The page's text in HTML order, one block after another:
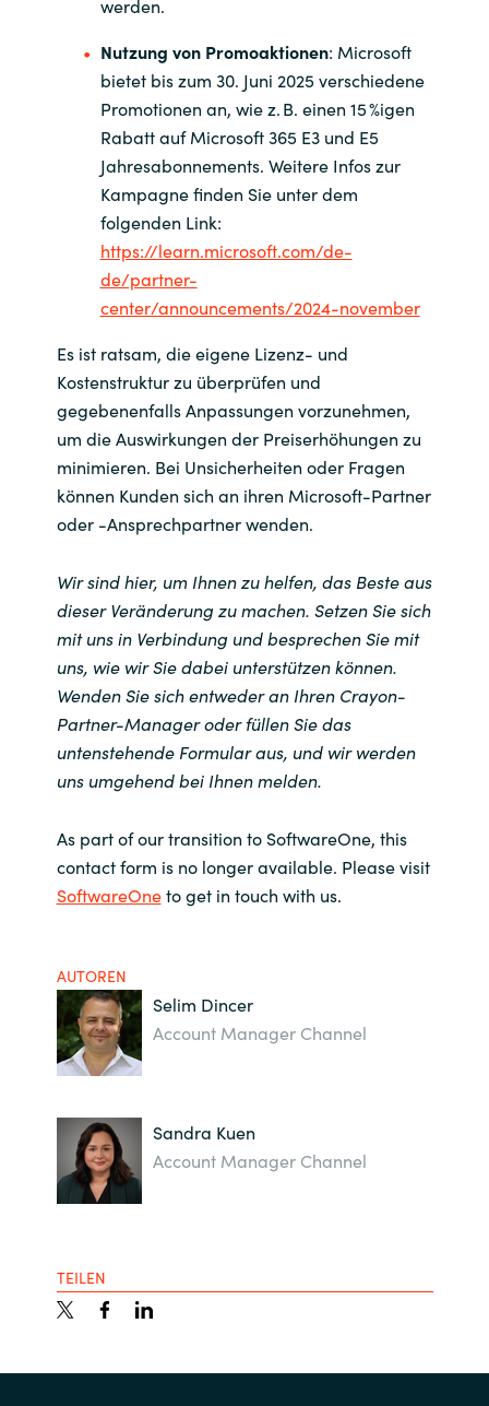
werden.
Nutzung von Promoaktionen: Microsoft
bietet bis zum 30. Juni 2025 verschiedene
Promotionen an, wie z. B. einen 15 %igen
Rabatt auf Microsoft 365 E3 und E5
Jahresabonnements. Weitere Infos zur
Kampagne finden Sie unter dem
folgenden Link:
https://learn.microsoft.com/de-
de/partner-
center/announcements/2024-november
Es ist ratsam, die eigene Lizenz- und
Kostenstruktur zu überprüfen und
gegebenenfalls Anpassungen vorzunehmen,
um die Auswirkungen der Preiserhöhungen zu
minimieren. Bei Unsicherheiten oder Fragen
können Kunden sich an ihren Microsoft-Partner
oder -Ansprechpartner wenden.
Wir sind hier, um Ihnen zu helfen, das Beste aus
dieser Veränderung zu machen. Setzen Sie sich
mit uns in Verbindung und besprechen Sie mit
uns, wie wir Sie dabei unterstützen können.
Wenden Sie sich entweder an Ihren Crayon-
Partner-Manager oder füllen Sie das
untenstehende Formular aus, und wir werden
uns umgehend bei Ihnen melden.
As part of our transition to SoftwareOne, this
contact form is no longer available. Please visit
SoftwareOneto get in touch with us.
AUTOREN
Selim Dincer
Account Manager Channel
Sandra Kuen
Account Manager Channel
TEILEN